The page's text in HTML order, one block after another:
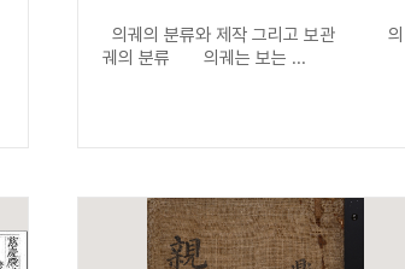
의궤의 분류와 제작 그리고 보관 의
궤의 분류 의궤는 보는 ...